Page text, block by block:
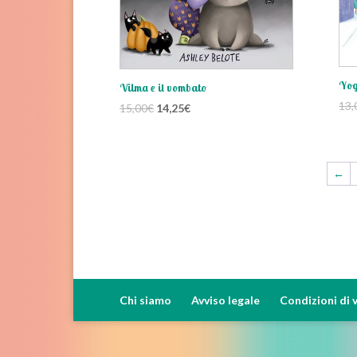
Vilma e il vombato
15,00€ Il
14,25€Il
←
Chi siamo Avviso legale Condizioni di